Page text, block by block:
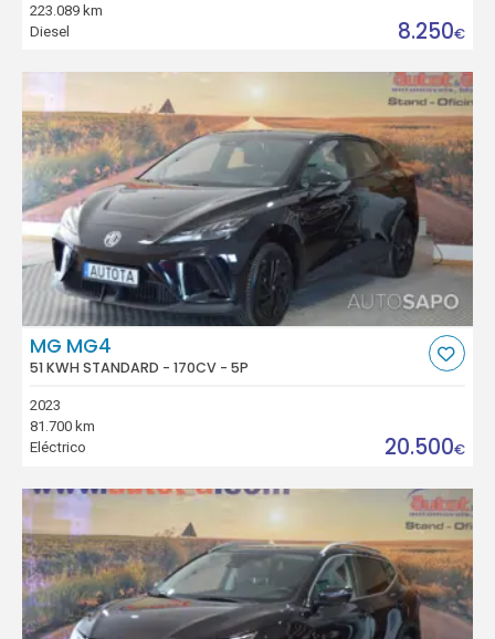
223.089 km
Diesel
8.250€
MG MG4
51 KWH STANDARD - 170CV - 5P
2023
81.700 km
Eléctrico
20.500€